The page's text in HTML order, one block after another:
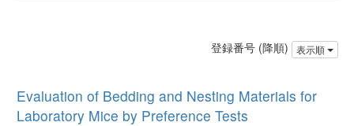
登録番号 (降順) 表示順
Evaluation of Bedding and Nesting Materials for
Laboratory Mice by Preference Tests